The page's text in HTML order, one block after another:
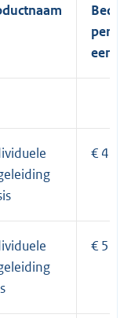
per
€
€